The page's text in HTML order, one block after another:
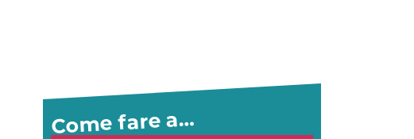
Come fare a…